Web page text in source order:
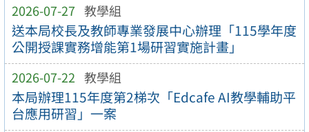
2026-07-27 教學組
送本局校長及教師專業發展中心辦理「115學年度
公開授課實務增能第1場研習實施計畫」
2026-07-22 教學組
本局辦理115年度第2梯次「Edcafe AI教學輔助平
台應用研習」一案